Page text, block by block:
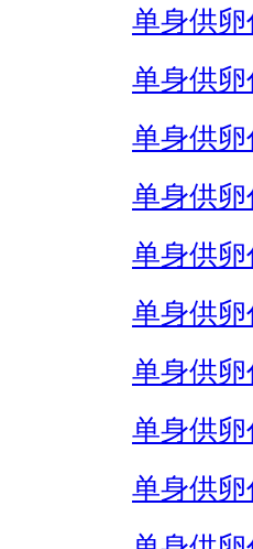
单身供
单身供卵
单身供
单身供
单身供
单身供
单身供卵
单身供
单身供